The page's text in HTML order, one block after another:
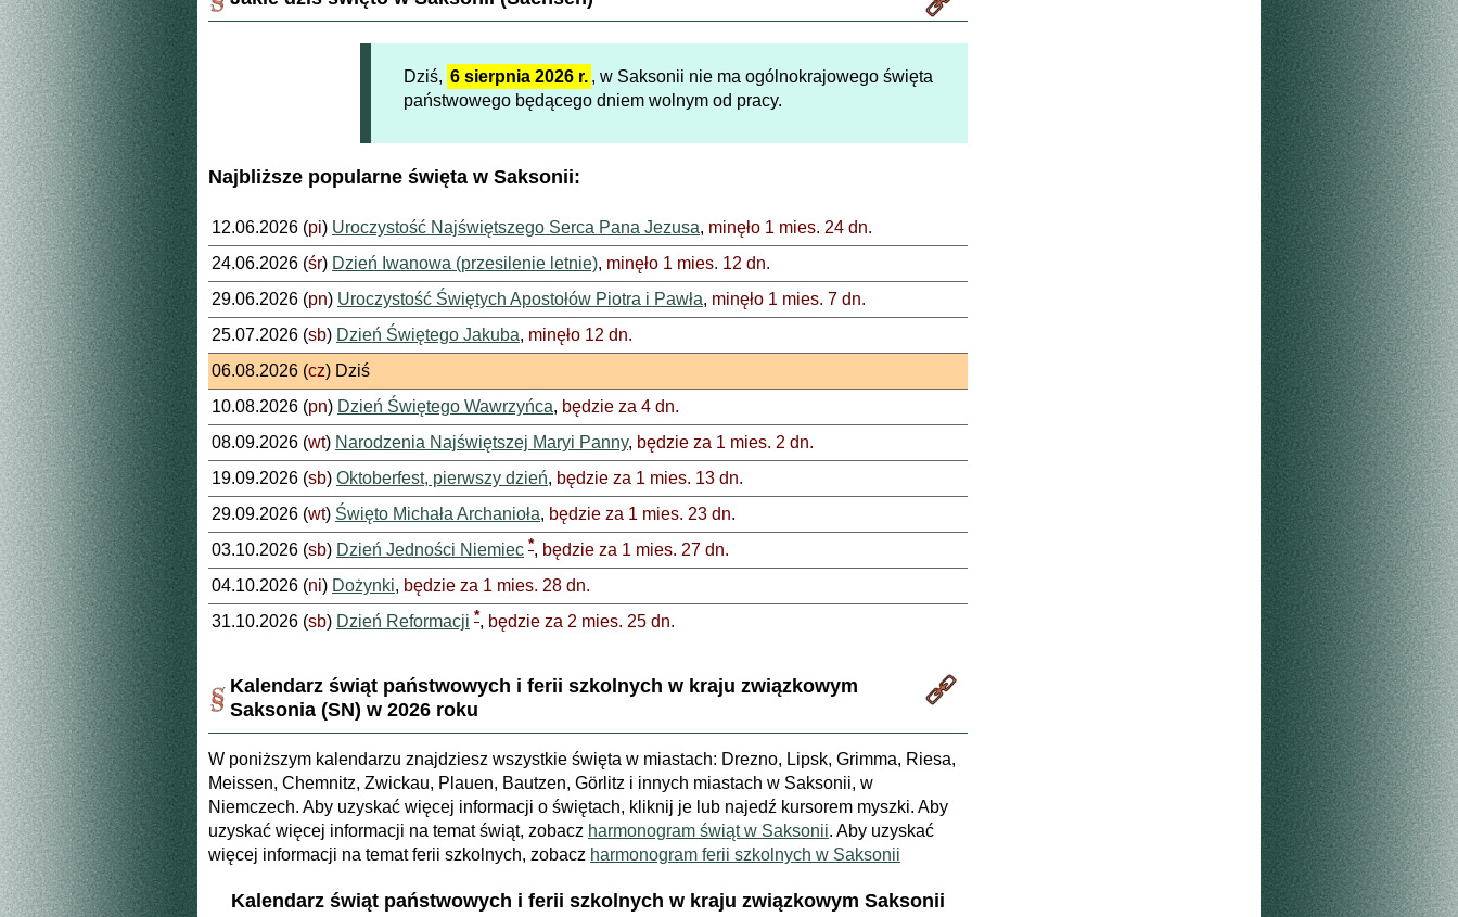
Dziś, 6 sierpnia 2026 r. , w Saksonii nie ma ogólnokrajowego święta
państwowego będącego dniem wolnym od pracy.
Najbliższe popularne święta w Saksonii:
12.06.2026 (pi) Uroczystość Najświętszego Serca Pana Jezusa, minęło 1 mies. 24 dn.
24.06.2026 (śr) Dzień Iwanowa (przesilenie letnie), minęło 1 mies. 12 dn.
29.06.2026 (pn) Uroczystość Świętych Apostołów Piotra i Pawła, minęło 1 mies. 7 dn.
25.07.2026 (sb) Dzień Świętego Jakuba, minęło 12 dn.
06.08.2026 (cz) Dziś
10.08.2026 (pn) Dzień Świętego Wawrzyńca, będzie za 4 dn.
08.09.2026 (wt) Narodzenia Najświętszej Maryi Panny, będzie za 1 mies. 2 dn.
19.09.2026 (sb) Oktoberfest, pierwszy dzień, będzie za 1 mies. 13 dn.
29.09.2026 (wt) Święto Michała Archanioła, będzie za 1 mies. 23 dn.
03.10.2026 (sb) Dzień Jedności Niemiec *, będzie za 1 mies. 27 dn.
04.10.2026 (ni) Dożynki, będzie za 1 mies. 28 dn.
31.10.2026 (sb) Dzień Reformacji *, będzie za 2 mies. 25 dn.
Kalendarz świąt państwowych i ferii szkolnych w kraju związkowym
Saksonia (SN) w 2026 roku
W poniższym kalendarzu znajdziesz wszystkie święta w miastach: Drezno, Lipsk, Grimma, Riesa,
Meissen, Chemnitz, Zwickau, Plauen, Bautzen, Görlitz i innych miastach w Saksonii, w
Niemczech. Aby uzyskać więcej informacji o świętach, kliknij je lub najedź kursorem myszki. Aby
uzyskać więcej informacji na temat świąt, zobacz harmonogram świąt w Saksonii. Aby uzyskać
więcej informacji na temat ferii szkolnych, zobacz harmonogram ferii szkolnych w Saksonii
Kalendarz świąt państwowych i ferii szkolnych w kraju związkowym Saksonii